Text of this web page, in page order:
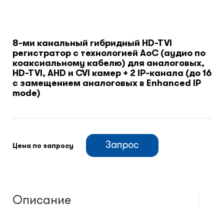
Климатический шкафы
Монтажные шкафы
8-ми канальный гибридный HD-TVI
регистратор c технологией AoC (аудио по
коаксиальному кабелю) для аналоговых,
HD-TVI, AHD и CVI камер + 2 IP-канала (до 16
с замещением аналоговых в Enhanced IP
mode)
Цена по запросу Запрос
Описание